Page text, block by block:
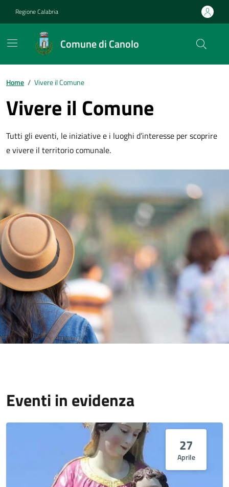
Regione Calabria
Comune di Canolo
Home / Vivere il Comune
Vivere il Comune
Tutti gli eventi, le iniziative e i luoghi d’interesse per scoprire
e vivere il territorio comunale.
Eventi in evidenza
27
Aprile